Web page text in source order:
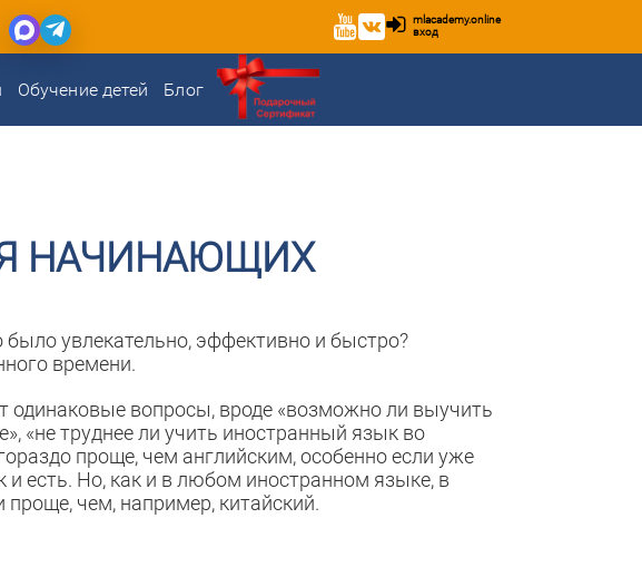
mlacademy.online
вход
Обучение детей Блог
НАЧИНАЮЩИХ
увлекательно, эффективно и быстро?
времени.
одинаковые вопросы, вроде «возможно ли выучить
«не труднее ли учить иностранный язык во
проще, чем английским, особенно если уже
и есть. Но, как и в любом иностранном языке, в
проще, чем, например, китайский.